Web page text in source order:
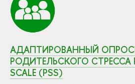
АДАПТИРОВАННЫЙ
РОДИТЕЛЬСКОГО СТРЕССА
SCALE (PSS)